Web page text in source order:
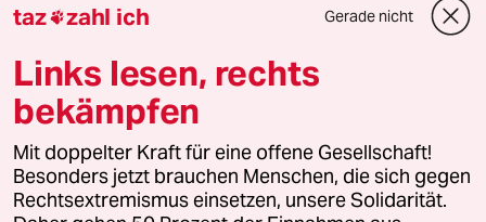
Downloads für Abonnierende
© 2026 taz Verlags und Vertriebs GmbH
Alle Rechte vorbehalten. Bei rechtlichen Fragen oder für Genehmigungen
wenden Sie sich bitte an
lizenzen@taz.de
taz zahl ich Gerade nicht
Links lesen, rechts
bekämpfen
Mit doppelter Kraft für eine offene Gesellschaft!
Besonders jetzt brauchen Menschen, die sich gegen
Rechtsextremismus einsetzen, unsere Solidarität.